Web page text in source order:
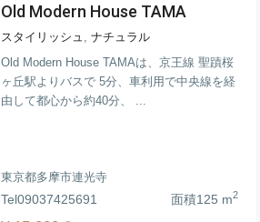
Old Modern House TAMA
スタイリッシュ ,ナチュラル
Old Modern House TAMAは、京王線 聖蹟桜
ヶ丘駅よりバスで 5分︎、車利用で中央線を経
由して都心から約40分、 ...
東京都多摩市連光寺
Tel09037425691 面積125 m2